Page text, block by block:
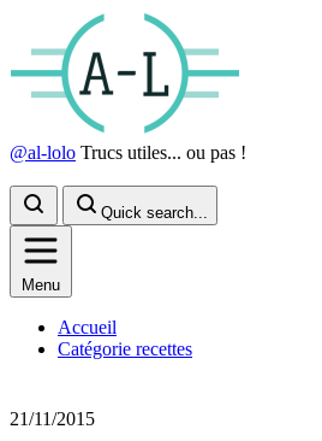
@al-lolo Trucs utiles... ou pas !
Quick search...
Menu
Accueil
Catégorie recettes
21/11/2015